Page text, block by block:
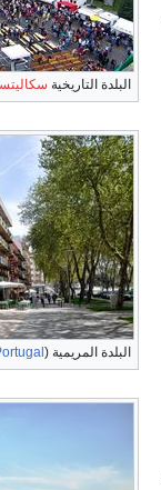
البلدة التاريخية
البلدة المريمية )